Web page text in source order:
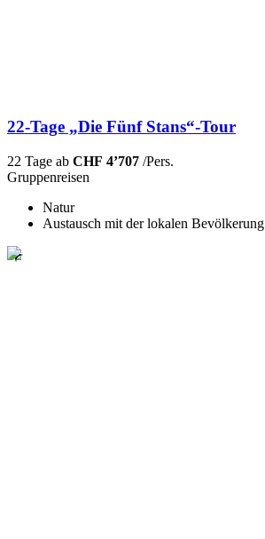
22-Tage „Die Fünf Stans“-Tour
22 Tage ab CHF 4’707 /Pers.
Gruppenreisen
Natur
Austausch mit der lokalen Bevölkerung